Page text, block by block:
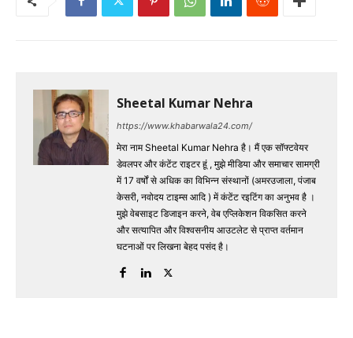
Sheetal Kumar Nehra
https://www.khabarwala24.com/
मेरा नाम Sheetal Kumar Nehra है। मैं एक सॉफ्टवेयर
डेवलपर और कंटेंट राइटर हूं , मुझे मीडिया और समाचार सामग्री
में 17 वर्षों से अधिक का विभिन्न संस्थानों (अमरउजाला, पंजाब
केसरी, नवोदय टाइम्स आदि ) में कंटेंट रइटिंग का अनुभव है ।
मुझे वेबसाइट डिजाइन करने, वेब एप्लिकेशन विकसित करने
और सत्यापित और विश्वसनीय आउटलेट से प्राप्त वर्तमान
घटनाओं पर लिखना बेहद पसंद है।